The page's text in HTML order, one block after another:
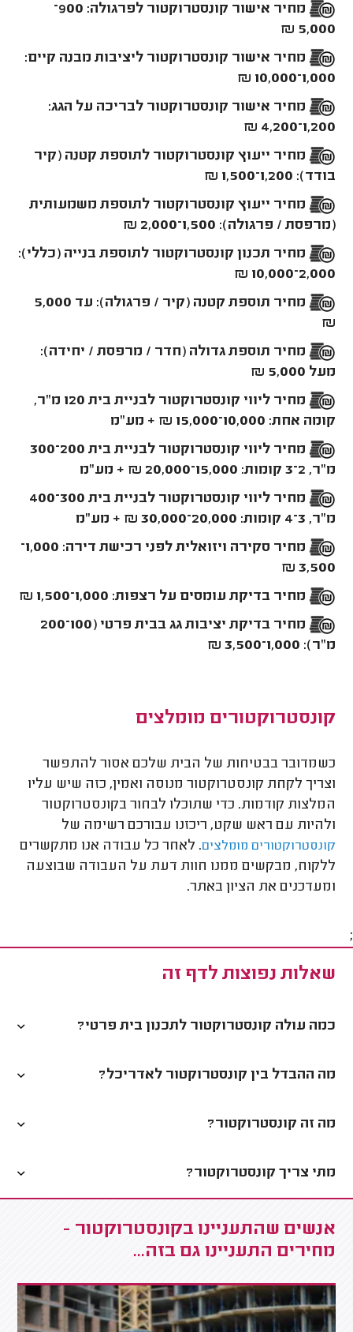
מחיר אישור קונסטרוקטור לפרגולה: 900–
5,000 ₪
מחיר אישור קונסטרוקטור ליציבות מבנה קיים:
1,000–10,000 ₪
מחיר אישור קונסטרוקטור לבריכה על הגג:
1,200–4,200 ₪
מחיר ייעוץ קונסטרוקטור לתוספת קטנה (קיר
בודד): 1,200–1,500 ₪
מחיר ייעוץ קונסטרוקטור לתוספת משמעותית
(מרפסת / פרגולה): 1,500–2,000 ₪
מחיר תכנון קונסטרוקטור לתוספת בנייה (כללי):
2,000–10,000 ₪
מחיר תוספת קטנה (קיר / פרגולה): עד 5,000
₪
מחיר תוספת גדולה (חדר / מרפסת / יחידה):
מעל 5,000 ₪
מחיר ליווי קונסטרוקטור לבניית בית 120 מ"ר,
קומה אחת: 10,000–15,000 ₪ + מע"מ
מחיר ליווי קונסטרוקטור לבניית בית 200–300
מ"ר, 2–3 קומות: 15,000–20,000 ₪ + מע"מ
מחיר ליווי קונסטרוקטור לבניית בית 300–400
מ"ר, 3–4 קומות: 20,000–30,000 ₪ + מע"מ
מחיר סקירה ויזואלית לפני רכישת דירה: 1,000–
3,500 ₪
מחיר בדיקת עומסים על רצפות: 1,000–1,500 ₪
מחיר בדיקת יציבות גג בבית פרטי (100–200
מ"ר): 1,000–3,500 ₪
קונסטרוקטורים מומלצים
כשמדובר בבטיחות של הבית שלכם אסור להתפשר
וצריך לקחת קונסטרוקטור מנוסה ואמין, כזה שיש עליו
המלצות קודמות. כדי שתוכלו לבחור בקונסטרוקטור
ולהיות עם ראש שקט, ריכזנו עבורכם רשימה של
קונסטרוקטורים מומלצים. לאחר כל עבודה אנו מתקשרים
ללקוח, מבקשים ממנו חוות דעת על העבודה שבוצעה
ומעדכנים את הציון באתר.
;
שאלות נפוצות לדף זה
כמה עולה קונסטרוקטור לתכנון בית פרטי?
מה ההבדל בין קונסטרוקטור לאדריכל?
מה זה קונסטרוקטור?
מתי צריך קונסטרוקטור?
אנשים שהתעניינו בקונסטרוקטור -
מחירים התעניינו גם בזה...